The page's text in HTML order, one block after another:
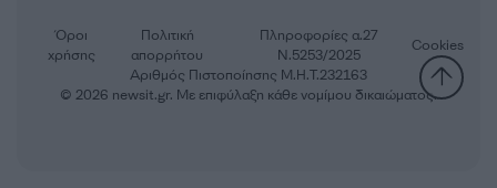
Αριθμός Πιστοποίησης Μ.Η.Τ.232163
Όροι
χρήσης
Πολιτική
απορρήτου
Πληροφορίες α.27
Ν.5253/2025
Cookies
© 2026 newsit.gr. Με επιφύλαξη κάθε νομίμου δικαιώματος.